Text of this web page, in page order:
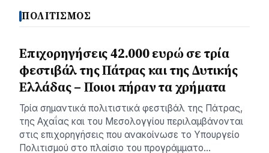
ΠΟΛΙΤΙΣΜΟΣ
Επιχορηγήσεις 42.000 ευρώ σε τρία
φεστιβάλ της Πάτρας και της Δυτικής
Ελλάδας – Ποιοι πήραν τα χρήματα
Τρία σημαντικά πολιτιστικά φεστιβάλ της Πάτρας,
της Αχαΐας και του Μεσολογγίου περιλαμβάνονται
στις επιχορηγήσεις που ανακοίνωσε το Υπουργείο
Πολιτισμού στο πλαίσιο του προγράμματο…